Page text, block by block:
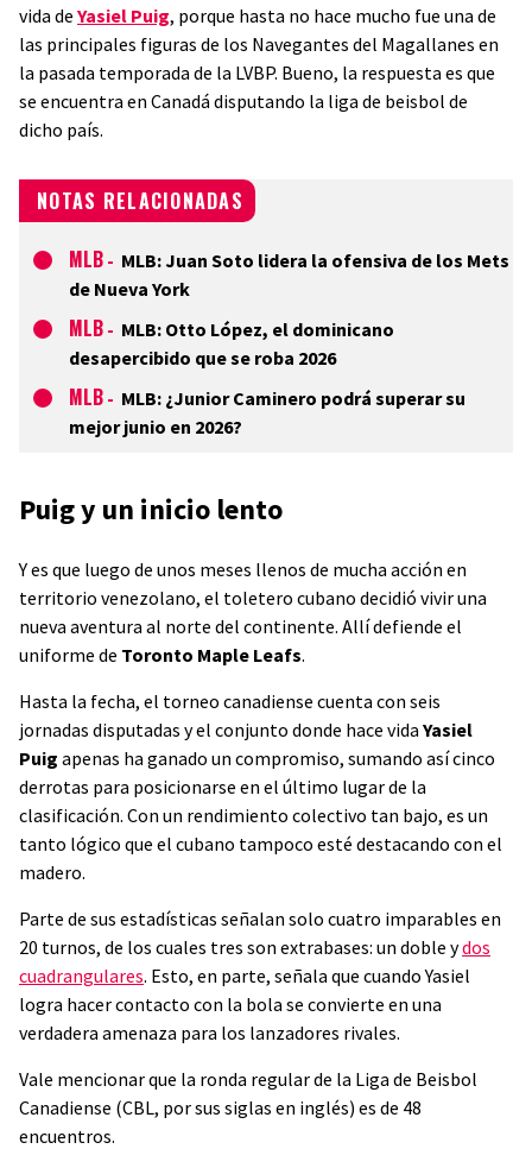
vida de Yasiel Puig, porque hasta no hace mucho fue una de
las principales figuras de los Navegantes del Magallanes en
la pasada temporada de la LVBP. Bueno, la respuesta es que
se encuentra en Canadá disputando la liga de beisbol de
dicho país.
NOTAS RELACIONADAS
MLB - MLB: Juan Soto lidera la ofensiva de los Mets
de Nueva York
MLB - MLB: Otto López, el dominicano
desapercibido que se roba 2026
MLB - MLB: ¿Junior Caminero podrá superar su
mejor junio en 2026?
Puig y un inicio lento
Y es que luego de unos meses llenos de mucha acción en
territorio venezolano, el toletero cubano decidió vivir una
nueva aventura al norte del continente. Allí defiende el
uniforme de Toronto Maple Leafs.
Hasta la fecha, el torneo canadiense cuenta con seis
jornadas disputadas y el conjunto donde hace vida Yasiel
Puig apenas ha ganado un compromiso, sumando así cinco
derrotas para posicionarse en el último lugar de la
clasificación. Con un rendimiento colectivo tan bajo, es un
tanto lógico que el cubano tampoco esté destacando con el
madero.
Parte de sus estadísticas señalan solo cuatro imparables en
20 turnos, de los cuales tres son extrabases: un doble ydos
cuadrangulares. Esto, en parte, señala que cuando Yasiel
logra hacer contacto con la bola se convierte en una
verdadera amenaza para los lanzadores rivales.
Vale mencionar que la ronda regular de la Liga de Beisbol
Canadiense (CBL, por sus siglas en inglés) es de 48
encuentros.